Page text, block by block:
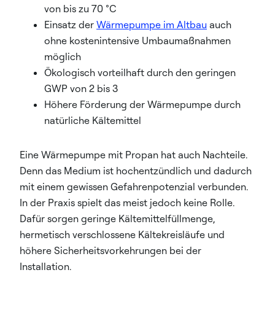
von bis zu 70 °C
Einsatz der Wärmepumpe im Altbau auch
ohne kostenintensive Umbaumaßnahmen
möglich
Ökologisch vorteilhaft durch den geringen
GWP von 2 bis 3
Höhere Förderung der Wärmepumpe durch
natürliche Kältemittel
Eine Wärmepumpe mit Propan hat auch Nachteile.
Denn das Medium ist hochentzündlich und dadurch
mit einem gewissen Gefahrenpotenzial verbunden.
In der Praxis spielt das meist jedoch keine Rolle.
Dafür sorgen geringe Kältemittelfüllmenge,
hermetisch verschlossene Kältekreisläufe und
höhere Sicherheitsvorkehrungen bei der
Installation.